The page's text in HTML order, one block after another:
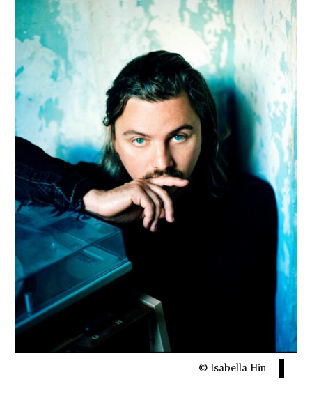
© Isabella Hin